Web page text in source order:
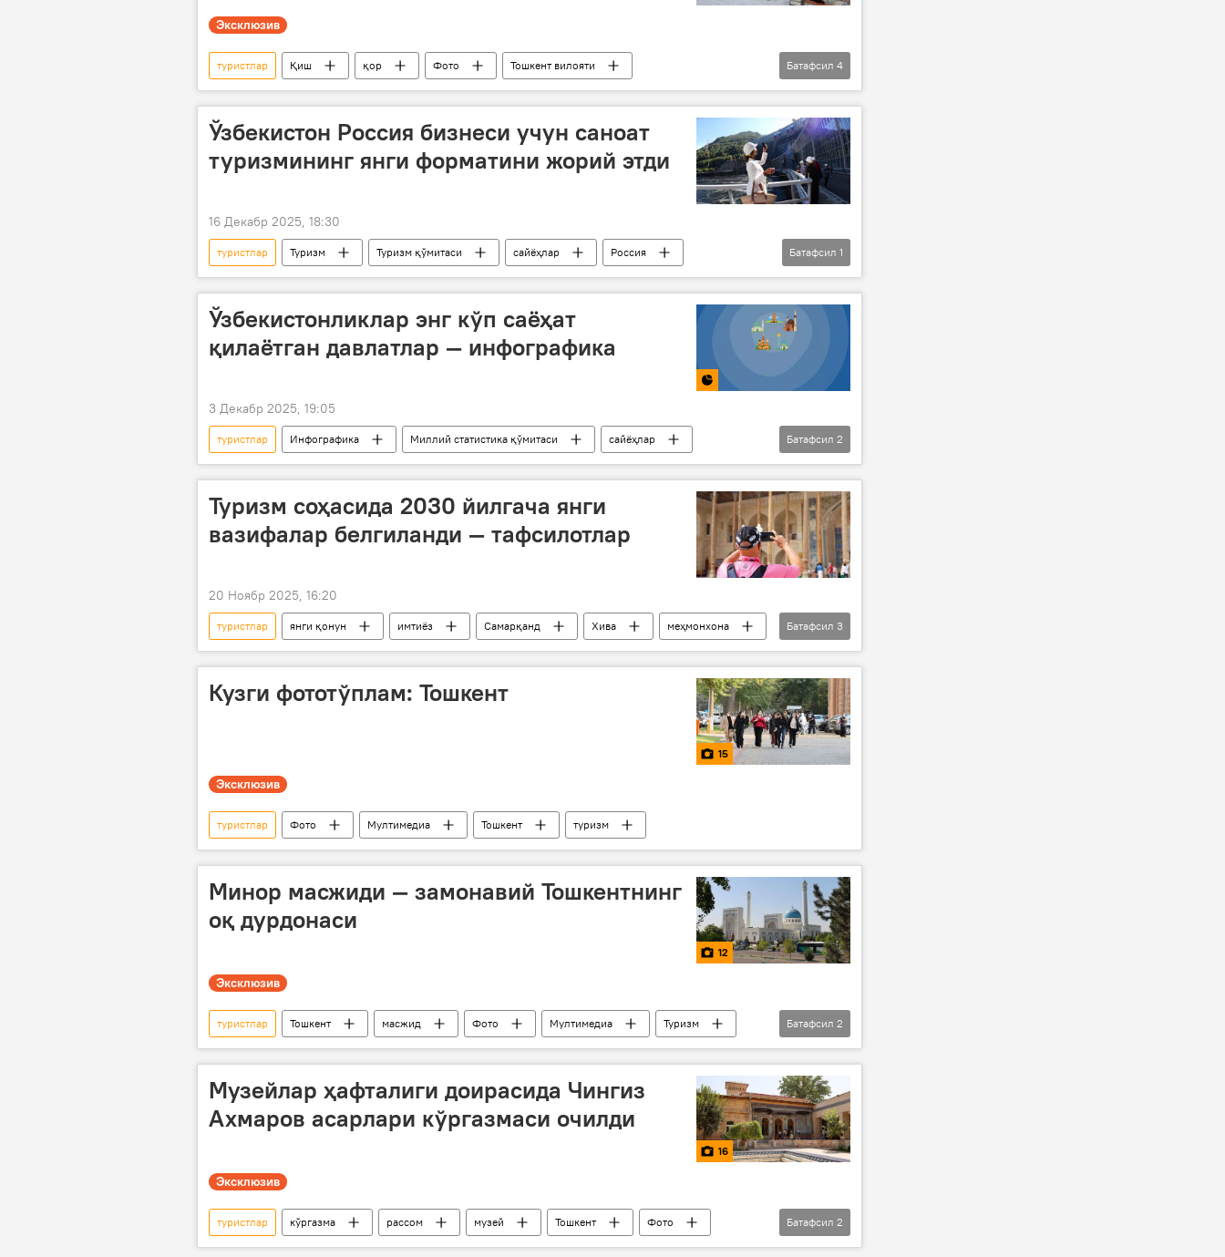
Эксклюзив
туристлар Қиш қор Фото
Тошкент вилояти
Бўстонлиқ тумани
"Амирсой" оромгоҳи Чимён Туризм туризм
Батафсил 4
Ўзбекистон Россия бизнеси учун саноат
туризмининг янги форматини жорий этди
16 Декабр 2025, 18:30
туристлар Туризм Туризм қўмитаси сайёҳлар
Россия
Ўзбекистон
Батафсил 1
Ўзбекистонликлар энг кўп саёҳат
қилаётган давлатлар — инфографика
3 Декабр 2025, 19:05
туристлар Инфографика Миллий статистика қўмитаси
сайёҳлар
мамлакат
Ўзбекистон
Батафсил 2
Туризм соҳасида 2030 йилгача янги
вазифалар белгиланди — тафсилотлар
20 Ноябр 2025, 16:20
туристлар янги қонун имтиёз Самарқанд Хива
меҳмонхона
сунъий интеллект
Туризм Ўзбекистон
Батафсил 3
Кузги фототўплам: Тошкент
15
Эксклюзив
туристлар Фото Мултимедиа Тошкент туризм
Минор масжиди — замонавий Тошкентнинг
оқ дурдонаси
12
Эксклюзив
туристлар Тошкент масжид Фото Мултимедиа
Туризм
ички туризм
туризм
Батафсил 2
Музейлар ҳафталиги доирасида Чингиз
Ахмаров асарлари кўргазмаси очилди
16
Эксклюзив
туристлар кўргазма рассом музей Тошкент
Фото
туризм
Мултимедиа
Батафсил 2